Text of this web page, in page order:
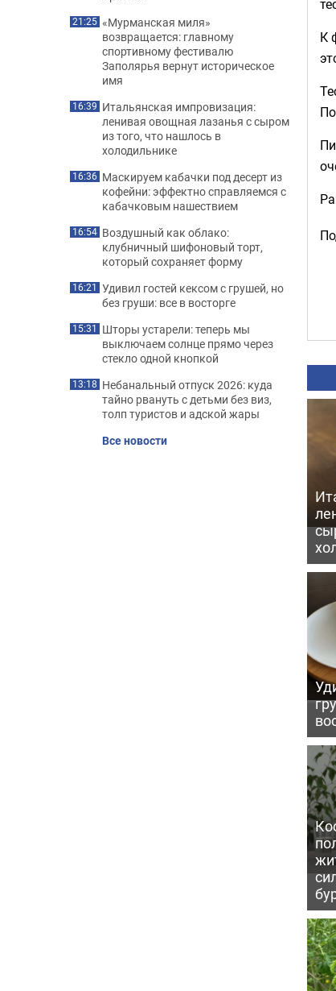
К
21:25 «Мурманская миля»
возвращается: главному
спортивному фестивалю
Заполярья вернут историческое
имя
16:39 Итальянская импровизация:
ленивая овощная лазанья с сыром
из того, что нашлось в
холодильнике
16:36 Маскируем кабачки под десерт из
кофейни: эффектно справляемся с
кабачковым нашествием
16:54 Воздушный как облако:
клубничный шифоновый торт,
который сохраняет форму
16:21 Удивил гостей кексом с грушей, но
без груши: все в восторге
15:31 Шторы устарели: теперь мы
выключаем солнце прямо через
стекло одной кнопкой
13:18 Небанальный отпуск 2026: куда
тайно рвануть с детьми без виз,
толп туристов и адской жары
Все новости